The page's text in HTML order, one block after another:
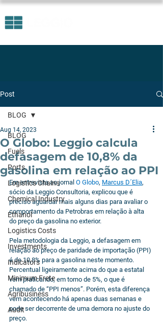
Post
BLOG
Fuels
Ports
Logistics Chains
Chemical Industry
Ethanol
Logistics Costs
Investments
Indicators
Minimum Frete
Agribusiness
Audit
BLOG
O Globo: Leggio calcula
defasagem de 10,8% da
gasolina em relação ao PPI
Aug 14, 2023
Em entrevista ao jornal O Globo, Marcus D´Elia,
sócio da Leggio Consultoria, explicou que é
preciso aguardar mais alguns dias para avaliar o
comportamento da Petrobras em relação à alta
do preço da gasolina no exterior.
Pela metodologia da Leggio, a defasagem em
relação ao preço de paridade de importação (PPI)
é de 10,8% para a gasolina neste momento.
Percentual ligeiramente acima do que a estatal
vem praticando, em torno de 5%, o que é
chamado de “PPI menos”. Porém, esta diferença
vem acontecendo há apenas duas semanas e
pode ser decorrente de uma demora no ajuste do
preço.